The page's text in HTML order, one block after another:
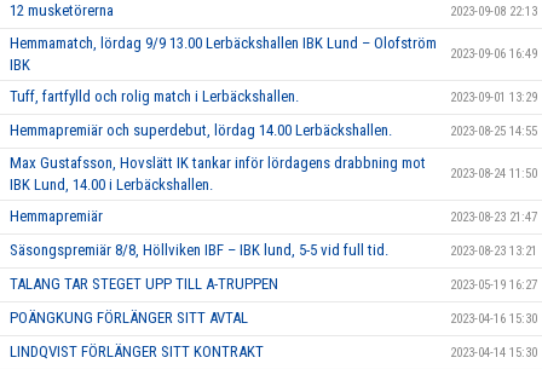
12 musketörerna 2023-09-08 22:13
Hemmamatch, lördag 9/9 13.00 Lerbäckshallen IBK Lund – Olofström
IBK
2023-09-06 16:49
Tuff, fartfylld och rolig match i Lerbäckshallen. 2023-09-01 13:29
Hemmapremiär och superdebut, lördag 14.00 Lerbäckshallen. 2023-08-25 14:55
Max Gustafsson, Hovslätt IK tankar inför lördagens drabbning mot
IBK Lund, 14.00 i Lerbäckshallen.
2023-08-24 11:50
Hemmapremiär 2023-08-23 21:47
Säsongspremiär 8/8, Höllviken IBF – IBK lund, 5-5 vid full tid. 2023-08-23 13:21
TALANG TAR STEGET UPP TILL A-TRUPPEN 2023-05-19 16:27
POÄNGKUNG FÖRLÄNGER SITT AVTAL 2023-04-16 15:30
LINDQVIST FÖRLÄNGER SITT KONTRAKT 2023-04-14 15:30